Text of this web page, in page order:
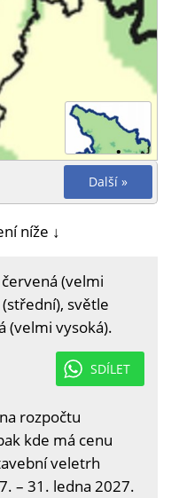
Další »
níže ↓
(velmi
světle
(velmi vysoká).
SDÍLET
rozpočtu
kde má cenu
veletrh
– 31. ledna 2027.